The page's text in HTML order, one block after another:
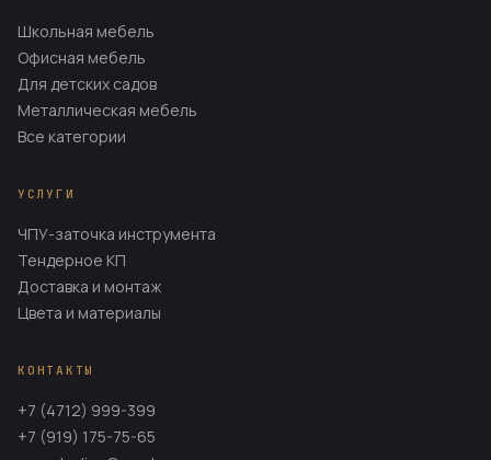
Школьная мебель
Офисная мебель
Для детских садов
Металлическая мебель
Все категории
УСЛУГИ
ЧПУ-заточка инструмента
Тендерное КП
Доставка и монтаж
Цвета и материалы
КОНТАКТЫ
+7 (4712) 999-399
+7 (919) 175-75-65